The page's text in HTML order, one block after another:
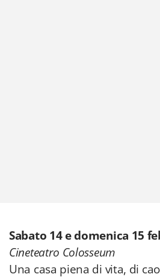
Sabato 14 e domenica 15
Cineteatro Colosseum
Una casa piena di vita, di